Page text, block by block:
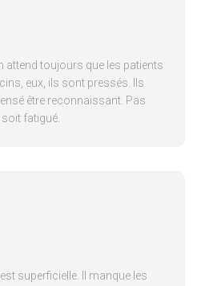
attend toujours que les patients
eux, ils sont pressés. Ils
être reconnaissant. Pas
fatigué.
superficielle. Il manque les